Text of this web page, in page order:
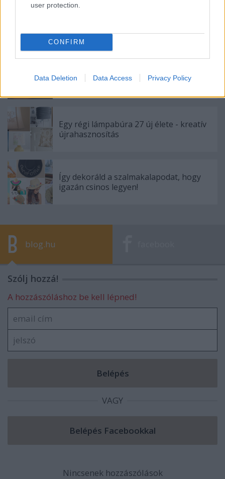
user protection.
CONFIRM
Data Deletion Data Access Privacy Policy
Finom humuszt készíteni bárki tud, csak
kell egy jó recept!
Egy régi lámpabúra 27 új élete - kreatív
újrahasznosítás
Így dekoráld a szalmakalapodat, hogy
igazán csinos legyen!
blog.hu
Szólj hozzá!
A hozzászóláshoz be kell lépned!
VAGY
Nincsenek hozzászólások